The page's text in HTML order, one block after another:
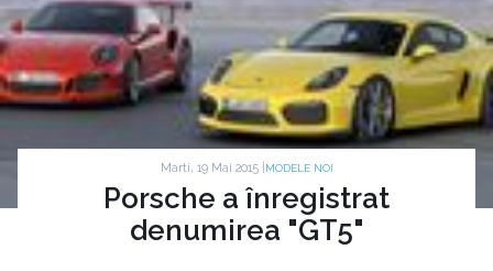
Marti, 19 Mai 2015 | MODELE NOI
Porsche a înregistrat
denumirea "GT5"